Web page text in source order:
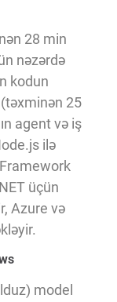
28 min
nəzərdə
kodun
25
agent və iş
ilə
üçün
Azure və
model